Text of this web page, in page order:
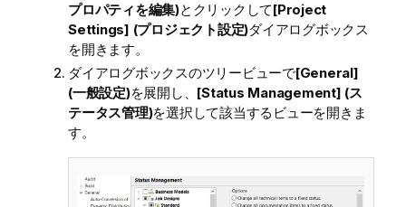
プロパティを編集)とクリックして[Project
Settings] (プロジェクト設定)ダイアログボックス
を開きます。
ダイアログボックスのツリービューで[General]
(一般設定)を展開し、 [Status Management] (ス
テータス管理)を選択して該当するビューを開きま
す。